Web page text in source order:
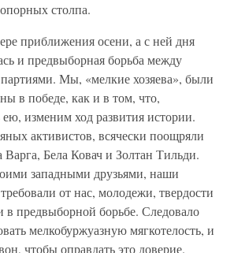
столпа.
приближения осени, а с ней дня
и предвыборная борьба между
Мы, «мелкие хозяева», были
в победе, как и в том, что,
изменим ход развития истории.
активистов, всячески поощряли
Бела Ковач и Золтан Тильди.
западными друзьями, наши
от нас, молодежи, твердости
предвыборной борьбе. Следовало
мелкобуржуазную мягкотелость, и
чтобы оправдать это доверие.